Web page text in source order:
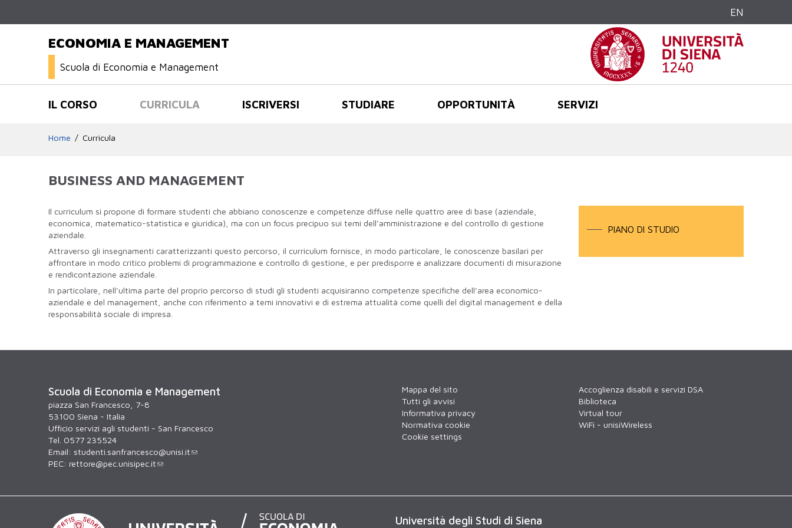
EN
ECONOMIA E MANAGEMENT
Scuola di Economia e Management
IL CORSO CURRICULA ISCRIVERSI STUDIARE OPPORTUNITÀ SERVIZI
Home Curricula
BUSINESS AND MANAGEMENT
Il curriculum si propone di formare studenti che abbiano conoscenze e competenze diffuse nelle quattro aree di base (aziendale,
economica, matematico-statistica e giuridica), ma con un focus precipuo sui temi dell’amministrazione e del controllo di gestione
aziendale.
Attraverso gli insegnamenti caratterizzanti questo percorso, il curriculum fornisce, in modo particolare, le conoscenze basilari per
affrontare in modo critico problemi di programmazione e controllo di gestione, e per predisporre e analizzare documenti di misurazione
e rendicontazione aziendale.
In particolare, nell’ultima parte del proprio percorso di studi gli studenti acquisiranno competenze specifiche dell’area economico-
aziendale e del management, anche con riferimento a temi innovativi e di estrema attualità come quelli del digital management e della
responsabilità sociale di impresa.
PIANO DI STUDIO
Scuola di Economia e Management
piazza San Francesco, 7-8
53100 Siena - Italia
Ufficio servizi agli studenti - San Francesco
Tel. 0577 235524
Email: studenti.sanfrancesco@unisi.it
PEC: rettore@pec.unisipec.it
Mappa del sito
Tutti gli avvisi
Informativa privacy
Normativa cookie
Cookie settings
Accoglienza disabili e servizi DSA
Biblioteca
Virtual tour
WiFi - unisiWireless
Università degli Studi di Siena